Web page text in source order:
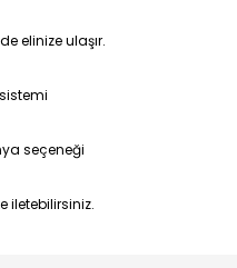
elinize ulaşır.
seçeneği
iletebilirsiniz.